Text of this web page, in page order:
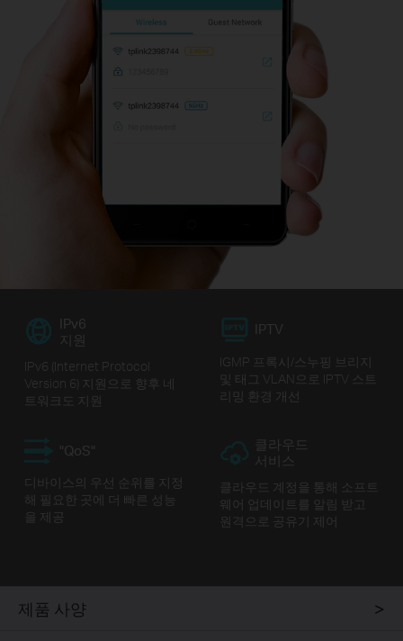
IPv6
지원
IPv6 (Internet Protocol
Version 6) 지원으로 향후 네
트워크도 지원
IPTV
IGMP 프록시/스누핑 브리지
및 태그 VLAN으로 IPTV 스트
리밍 환경 개선
"QoS"
디바이스의 우선 순위를 지정
해 필요한 곳에 더 빠른 성능
을 제공
클라우드
서비스
클라우드 계정을 통해 소프트
웨어 업데이트를 알림 받고
원격으로 공유기 제어
제품 사양